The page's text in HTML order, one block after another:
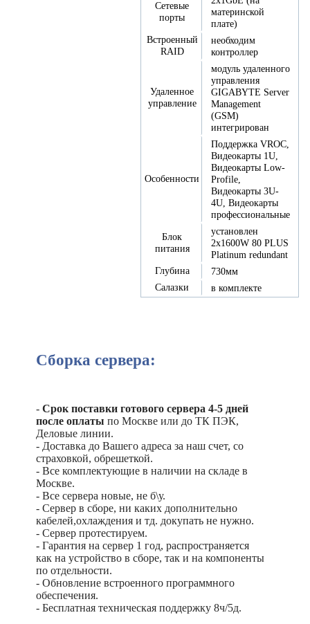
Сетевые
порты
материнской
плате)
Встроенный
RAID
необходим
контроллер
Удаленное
управление
модуль удаленного
управления
GIGABYTE Server
Management
(GSM)
интегрирован
Особенности
Поддержка VROC,
Видеокарты 1U,
Видеокарты Low-
Profile,
Видеокарты 3U-
4U, Видеокарты
профессиональные
Блок
питания
установлен
2x1600W 80 PLUS
Platinum redundant
Глубина
730мм
Салазки
в комплекте
Сборка сервера:
-Срок поставки готового сервера 4-5 дней
после оплаты по Москве или до ТК ПЭК,
Деловые линии.
- Доставка до Вашего адреса за наш счет, со
страховкой, обрешеткой.
- Все комплектующие в наличии на складе в
Москве.
- Все сервера новые, не б\у.
- Сервер в сборе, ни каких дополнительно
кабелей,охлаждения и тд. докупать не нужно.
- Сервер протестируем.
- Гарантия на сервер 1 год, распространяется
как на устройство в сборе, так и на компоненты
по отдельности.
- Обновление встроенного программного
обеспечения.
- Бесплатная техническая поддержку 8ч/5д.